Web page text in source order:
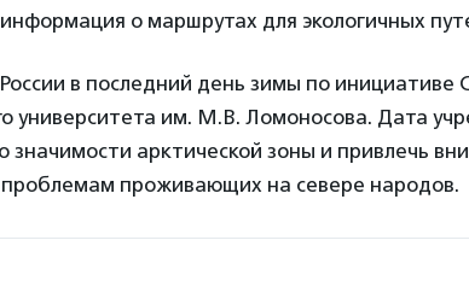
о маршрутах для экологичных
в последний день зимы по инициативе
университета им. М.В. Ломоносова. Дата
значимости арктической зоны и привлечь
проживающих на севере народов.